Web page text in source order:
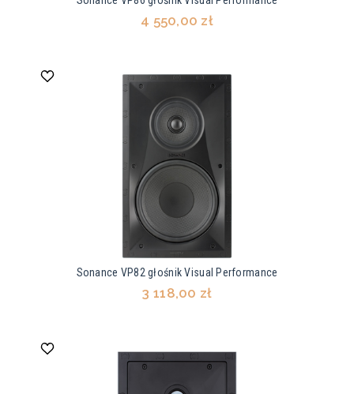
4 550,00 zł
Sonance VP82 głośnik Visual Performance
3 118,00 zł